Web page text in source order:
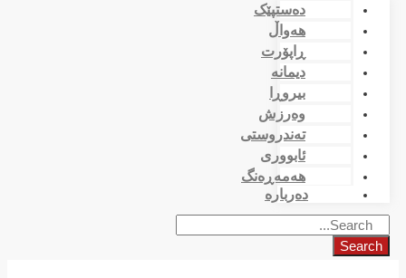
دەستپێک
هەواڵ
ڕاپۆرت
دیمانە
بیروڕا
وەرزش
تەندروستی
ئابووری
هەمەڕەنگ
دەربارە
Search